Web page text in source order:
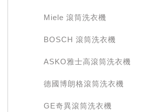
Miele 滾筒洗衣機
BOSCH 滾筒洗衣機
ASKO雅士高滾筒洗衣機
德國博朗格滾筒洗衣機
GE奇異滾筒洗衣機